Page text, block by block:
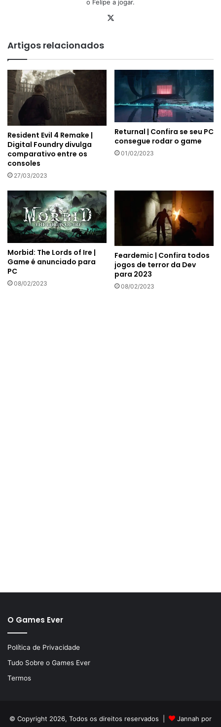
o Felipe a jogar.
Artigos relacionados
Resident Evil 4 Remake |
Digital Foundry divulga
comparativo entre os
consoles
27/03/2023
Returnal | Confira se seu PC
consegue rodar o game
01/02/2023
Morbid: The Lords of Ire |
Game é anunciado para
PC
08/02/2023
Feardemic | Confira todos
jogos de terror da Dev
para 2023
08/02/2023
O Games Ever
Política de Privacidade
Tudo Sobre o Games Ever
Termos
© Copyright 2026, Todos os direitos reservados | Jannah por